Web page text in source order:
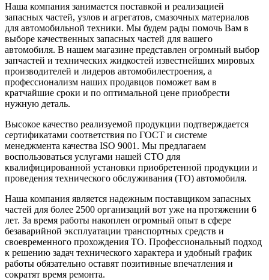
Наша компания занимается поставкой и реализацией
запасных частей, узлов и агрегатов, смазочных материалов
для автомобильной техники. Мы будем рады помочь Вам в
выборе качественных запасных частей для вашего
автомобиля. В нашем магазине представлен огромный выбор
запчастей и технических жидкостей известнейших мировых
производителей и лидеров автомобилестроения, а
профессионализм наших продавцов поможет вам в
кратчайшие сроки и по оптимальной цене приобрести
нужную деталь.
Высокое качество реализуемой продукции подтверждается
сертификатами соответствия по ГОСТ и системе
менеджмента качества ISO 9001. Мы предлагаем
воспользоваться услугами нашей СТО для
квалифицированной установки приобретенной продукции и
проведения технического обслуживания (ТО) автомобиля.
Наша компания является надежным поставщиком запасных
частей для более 2500 организаций вот уже на протяжении 6
лет. За время работы накоплен огромный опыт в сфере
безаварийной эксплуатации транспортных средств и
своевременного прохождения ТО. Профессиональный подход
к решению задач технического характера и удобный график
работы обязательно оставят позитивные впечатления и
сократят время ремонта.